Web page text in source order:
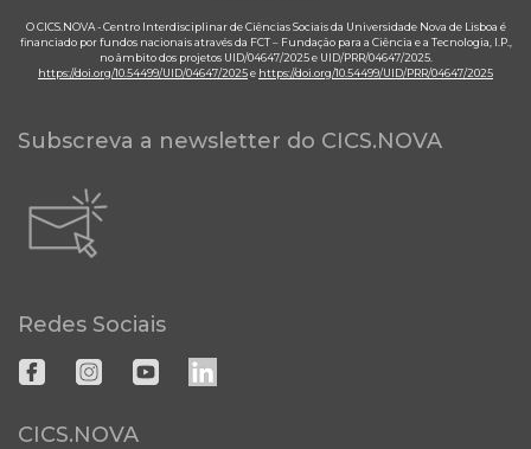
O CICS.NOVA - Centro Interdisciplinar de Ciências Sociais da Universidade Nova de Lisboa é
financiado por fundos nacionais através da FCT – Fundação para a Ciência e a Tecnologia, I.P.,
no âmbito dos projetos UID/04647/2025 e UID/PRR/04647/2025.
https://doi.org/10.54499/UID/04647/2025e https://doi.org/10.54499/UID/PRR/04647/2025
Subscreva a newsletter do CICS.NOVA
Redes Sociais
CICS.NOVA